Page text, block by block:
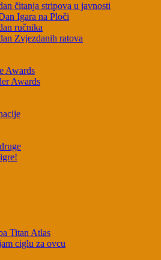
čitanja stripova u javnosti
Igara na Ploči
ručnika
Zvjezdanih ratova
Awards
Awards
Titan Atlas
ciglu za ovcu